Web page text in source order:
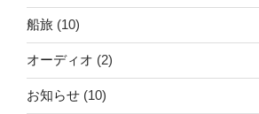
船旅 (10)
オーディオ (2)
お知らせ (10)